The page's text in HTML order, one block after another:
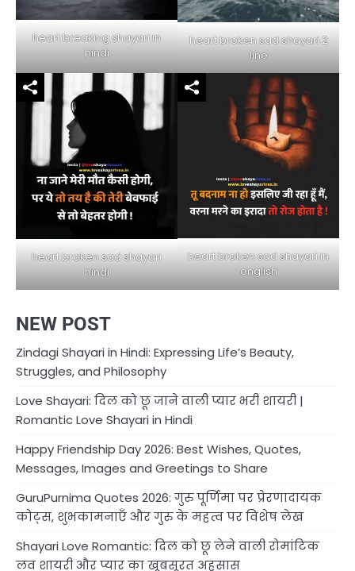
heart breaking shayari in
hindi
heart broken sad shayari 2
line
heart broken sad shayari
hindi
heart broken sad shayari in
english
NEW POST
Zindagi Shayari in Hindi: Expressing Life’s Beauty,
Struggles, and Philosophy
Love Shayari: दिल को छू जाने वाली प्यार भरी शायरी |
Romantic Love Shayari in Hindi
Happy Friendship Day 2026: Best Wishes, Quotes,
Messages, Images and Greetings to Share
GuruPurnima Quotes 2026: गुरु पूर्णिमा पर प्रेरणादायक
कोट्स, शुभकामनाएँ और गुरु के महत्व पर विशेष लेख
Shayari Love Romantic: दिल को छू लेने वाली रोमांटिक
लव शायरी और प्यार का खूबसूरत अहसास